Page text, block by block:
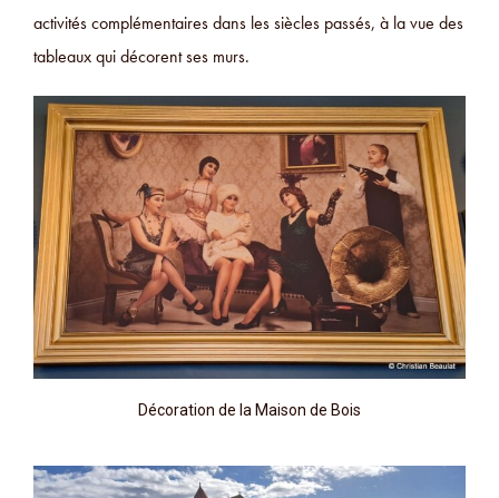
activités complémentaires dans les siècles passés, à la vue des
tableaux qui décorent ses murs.
Décoration de la Maison de Bois